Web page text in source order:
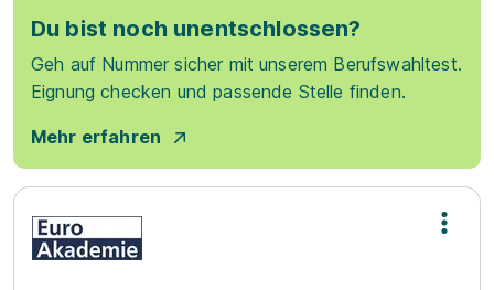
Du bist noch unentschlossen?
Geh auf Nummer sicher mit unserem Berufswahltest.
Eignung checken und passende Stelle finden.
Mehr erfahren